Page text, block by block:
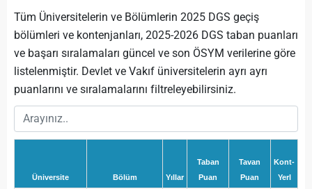
Tüm Üniversitelerin ve Bölümlerin 2025 DGS geçiş
bölümleri ve kontenjanları, 2025-2026 DGS taban puanları
ve başarı sıralamaları güncel ve son ÖSYM verilerine göre
listelenmiştir. Devlet ve Vakıf üniversitelerin ayrı ayrı
puanlarını ve sıralamalarını filtreleyebilirsiniz.
Üniversite Bölüm Yıllar
Taban
Puan
Tavan
Puan
Kont-
Yerl